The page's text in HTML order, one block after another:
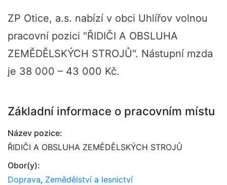
ZP Otice, a.s. nabízí v obci Uhlířov volnou
pracovní pozici "ŘIDIČI A OBSLUHA
ZEMĚDĚLSKÝCH STROJŮ". Nástupní mzda
je 38 000 – 43 000 Kč.
Základní informace o pracovním místu
Název pozice:
ŘIDIČI A OBSLUHA ZEMĚDĚLSKÝCH STROJŮ
Obor(y):
Doprava, Zemědělství a lesnictví